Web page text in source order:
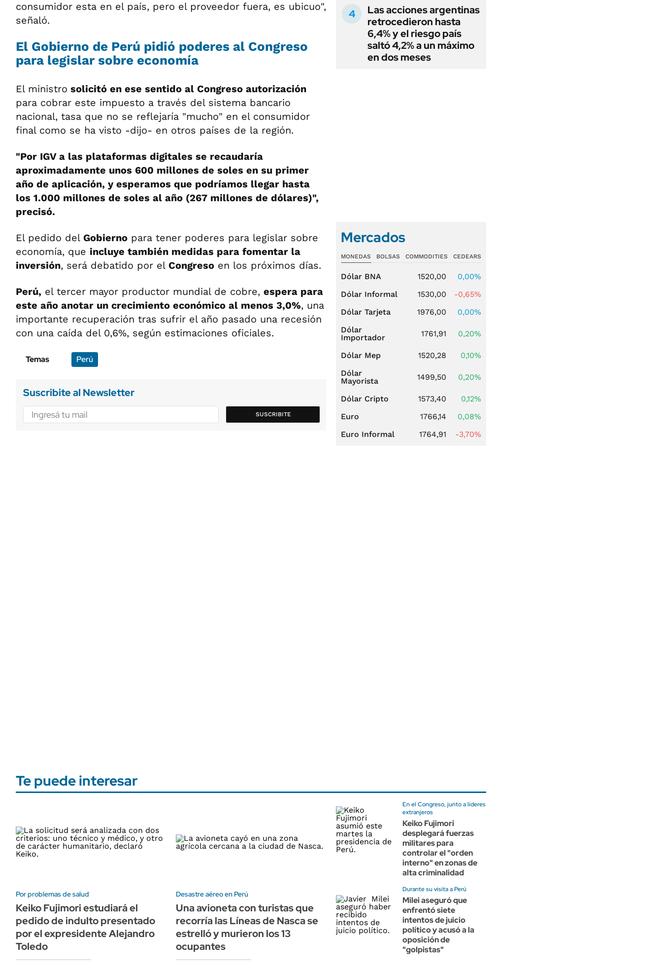
consumidor esta en el país, pero el proveedor fuera, es ubicuo",
señaló.
El Gobierno de Perú pidió poderes al Congreso
para legislar sobre economía
El ministro solicitó en ese sentido al Congreso autorización
para cobrar este impuesto a través del sistema bancario
nacional, tasa que no se reflejaría "mucho" en el consumidor
final como se ha visto -dijo- en otros países de la región.
"Por IGV a las plataformas digitales se recaudaría
aproximadamente unos 600 millones de soles en su primer
año de aplicación, y esperamos que podríamos llegar hasta
los 1.000 millones de soles al año (267 millones de dólares)",
precisó.
El pedido del Gobierno para tener poderes para legislar sobre
economía, que incluye también medidas para fomentar la
inversión, será debatido por el Congreso en los próximos días.
Perú, el tercer mayor productor mundial de cobre, espera para
este año anotar un crecimiento económico al menos 3,0%, una
importante recuperación tras sufrir el año pasado una recesión
con una caída del 0,6%, según estimaciones oficiales.
Temas Perú
Suscribite al Newsletter
SUSCRIBITE
Las acciones argentinas
retrocedieron hasta
6,4% y el riesgo país
saltó 4,2% a un máximo
en dos meses
Mercados
MONEDAS BOLSAS COMMODITIES CEDEARS
Dólar BNA 1520,00
0,00%
Dólar Informal
1530,00
-0,65%
Dólar Tarjeta
1976,00
0,00%
Dólar
Importador
1761,91 0,20%
Dólar Mep 1520,28
0,10%
Dólar
Mayorista
1499,50 0,20%
Dólar Cripto 1573,40
0,12%
Euro
1766,14
0,08%
Euro Informal
1764,91 -3,70%
Te puede interesar
Por problemas de salud
Keiko Fujimori estudiará el
pedido de indulto presentado
por el expresidente Alejandro
Toledo
Desastre aéreo en Perú
Una avioneta con turistas que
recorría las Líneas de Nasca se
estrelló y murieron los 13
ocupantes
En el Congreso, junto a líderes
extranjeros
Keiko Fujimori
desplegará fuerzas
militares para
controlar el "orden
interno" en zonas de
alta criminalidad
Durante su visita a Perú
Milei aseguró que
enfrentó siete
intentos de juicio
político y acusó a la
oposición de
"golpistas"